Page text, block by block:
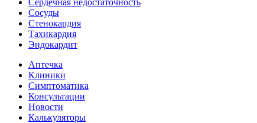
Сердечная недостаточность
Сосуды
Стенокардия
Тахикардия
Эндокардит
Аптечка
Клиники
Симптоматика
Консультации
Новости
Калькуляторы